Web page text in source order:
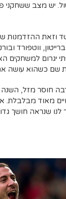
יש מצב ששחקני
וזאת ההזדמנות
ווטפורד
יגרום
שם כשהוא עושה
חוסר מזל, השנה
מאוד
לנו שנראה חושך